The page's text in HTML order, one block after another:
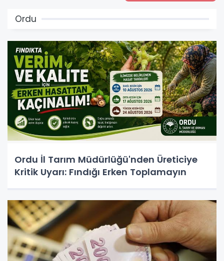
Ordu
Ordu İl Tarım Müdürlüğü'nden Üreticiye
Kritik Uyarı: Fındığı Erken Toplamayın